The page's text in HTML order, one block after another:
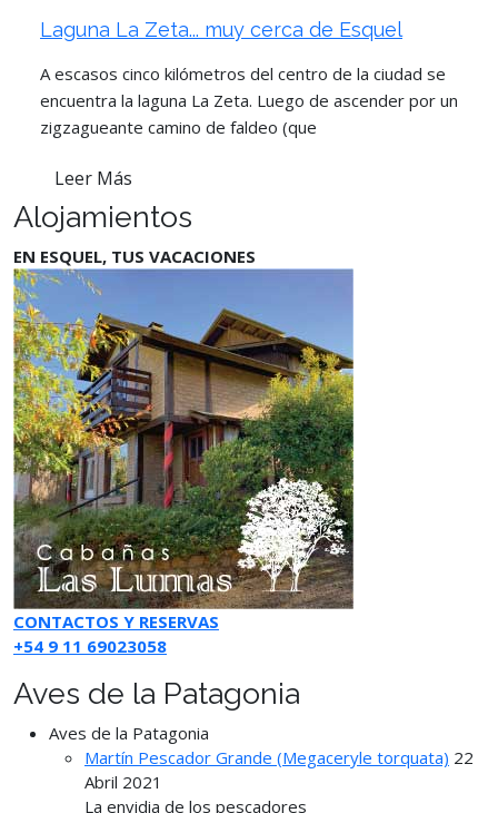
Laguna La Zeta... muy cerca de Esquel
A escasos cinco kilómetros del centro de la ciudad se
encuentra la laguna La Zeta. Luego de ascender por un
zigzagueante camino de faldeo (que
Leer Más
Alojamientos
EN ESQUEL, TUS VACACIONES
CONTACTOS Y RESERVAS
+54 9 11 69023058
Aves de la Patagonia
Aves de la Patagonia
Martín Pescador Grande (Megaceryle torquata) 22
Abril 2021
La envidia de los pescadores